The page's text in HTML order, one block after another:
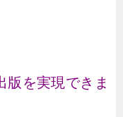
版を実現できま